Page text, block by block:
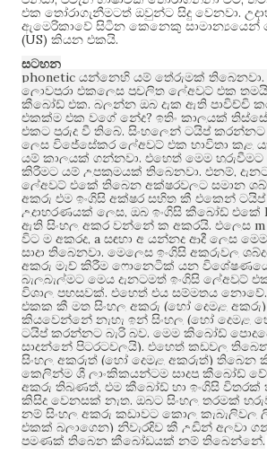
එක තෝරාගැනීමටත් ඔවුන්ට සිදු වෙනවා.
ඇමෙරිකාවේ සිටින කෙනෙකු
(US) කියන එකයි.
සටහන
phonetic යන්නෙහි යම් තේරුමක් තිබෙනවා.
ලොවපුරා එකලෙස ප්‍රචලිත ලේඅවුට් එක තමයි
කීබෝඩ් එක. බලන්න ඔබ දැක ඇති පාවිච්චි
එකක්ම එක වගේ නේද? ඉතිං කාලයක්
එකට පුරුදු වී තිබේ. සිංහලෙන් ටයිප්
ලෙස විජේසේකර ලේඅවුට් එක භාවිතා කළ
යම් කාලයක් ගන්නවා. එහෙත් මෙම හුරුවීමට
කිරීමට යම් උපක්‍රමයක් තිබෙනවා. එනම්,
ලේඅවුට් එකේ තිබෙන අක්ෂරවලට සමාන
අකුරු එම ඉංග්‍රිසි අක්ෂර සහිත කී එකෙන් ටයිප්
උදාහරණයක් ලෙස, ඔබ ඉංග්‍රිසි කීබෝඩ් එකේ
ඇති සිංහල අකුර වන්නේ ක අකුරයි. එලෙස m
විට ම අකුරද, a සඳහා අ යන්නද ආදී ලෙස
සාදා තිබෙනවා. මෙලෙස ඉංග්‍රිසි අකුරුවල
අකුරු මැච් කිරීම ෆොනෙටික් යන
බැලූබැල්මට මෙය දැනටමත් ඉංග්‍රිසි ලේඅවුට්
විශාල පහසුවක්. එහෙත් එය සම්මතය නොවේ.
එකක කී මත සිංහල අකුරු (හෝ දෙමළ අකුරු)
කියවෙන්නේ නැහැ ඉන් සිංහල (හෝ දෙමළ
ටයිප් කරන්නට බැරි බව. මෙම කිබෝඩ්
සාදන්නේ පිටරටවලයි). එහෙත් කඩවල
සිංහල අකුරුත් (හෝ දෙමළ අකුරුත්) තිබෙන
කෙලින්ම ශ්‍රී ලාංකිකයන්ටම සාදපු කීබෝඩ් වේ
අකුරු තිබුණත්, එම කීබෝඩ් හා ඉංග්‍රිසි
කිසිදු වෙනසක් නැත. ඔබට සිංහල තරමක්
නම් සිංහල අකුරු කුඩාවට කොල කැබැලිවල
එකක් බලාගෙන) නිවැරදිව කී උඩින් අලවා
පමණක් තිබෙන කීබෝඩයක් නම් තිබෙන්නේ.